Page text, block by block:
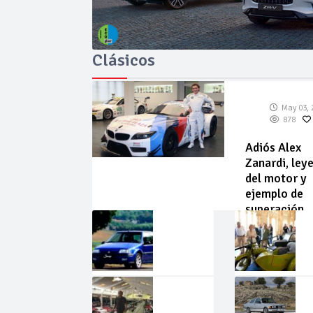
Clásicos
May 03,
878
Adiós Alex
Zanardi,
del motor y
ejemplo de
superación
May
Abr